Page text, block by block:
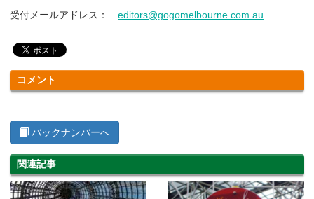
受付メールアドレス： editors@gogomelbourne.com.au
コメント
バックナンバーへ
関連記事